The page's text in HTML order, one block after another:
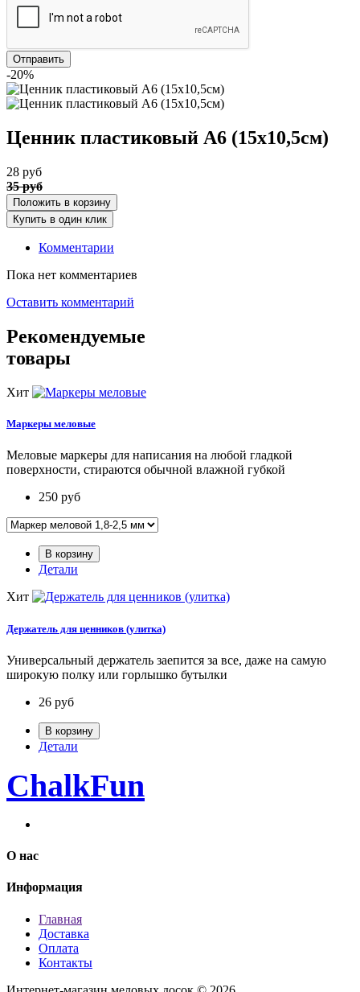
-20%
Ценник пластиковый А6 (15х10,5см)
28 руб
35руб
Положить в корзину
Купить в один клик
Комментарии
Пока нет комментариев
Оставить комментарий
Рекомендуемые
товары
Хит
Маркеры меловые
Меловые маркеры для написания на любой гладкой
поверхности, стираются обычной влажной губкой
250 руб
В корзину
Детали
Хит
Держатель для ценников (улитка)
Универсальный держатель заепится за все, даже на самую
широкую полку или горлышко бутылки
26 руб
В корзину
Детали
ChalkFun
О нас
Информация
Главная
Доставка
Оплата
Контакты